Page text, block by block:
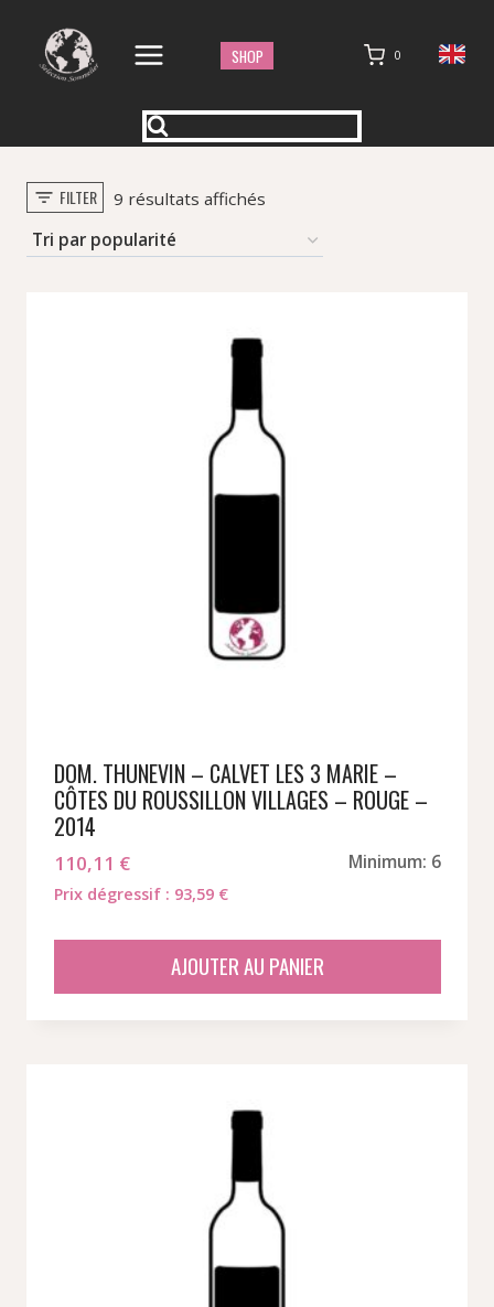
contenu
SHOP 0
FILTER 9 résultats affichésTrié
popularité
DOM. THUNEVIN – CALVET LES 3 MARIE –
CÔTES DU ROUSSILLON VILLAGES – ROUGE –
2014
110,11 € Minimum: 6
Prix dégressif : 93,59 €
AJOUTER AU PANIER